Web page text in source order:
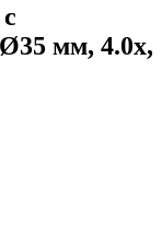
мм, 4.0x,